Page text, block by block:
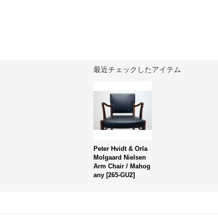
最近チェックしたアイテム
Peter Hvidt & Orla
Molgaard Nielsen
Arm Chair / Mahog
any [265-GU2]